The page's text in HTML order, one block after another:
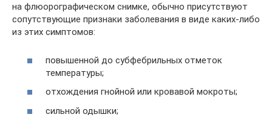
на флюорографическом снимке, обычно присутствуют
сопутствующие признаки заболевания в виде каких-либо
из этих симптомов:
повышенной до субфебрильных отметок
температуры;
отхождения гнойной или кровавой мокроты;
сильной одышки;